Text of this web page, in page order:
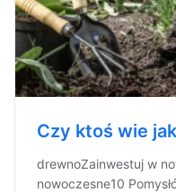
Czy ktoś wie
drewnoZainwestuj w
nowoczesne10